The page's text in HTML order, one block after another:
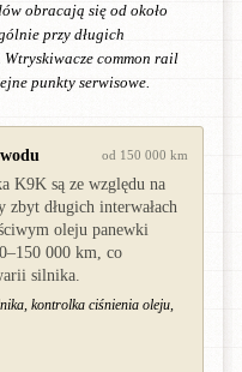
obracają się od około
przy długich
common rail
punkty serwisowe.
od 150 000 km
K9K są ze względu na
długich interwałach
oleju panewki
000 km, co
silnika.
kontrolka ciśnienia oleju,